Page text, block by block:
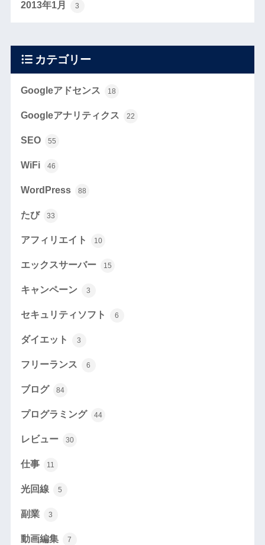
2013年1月 3
カテゴリー
Googleアドセンス 18
Googleアナリティクス 22
SEO 55
WiFi 46
WordPress 88
たび 33
アフィリエイト 10
エックスサーバー 15
キャンペーン 3
セキュリティソフト 6
ダイエット 3
フリーランス 6
ブログ 84
プログラミング 44
レビュー 30
仕事 11
光回線 5
副業 3
動画編集 7